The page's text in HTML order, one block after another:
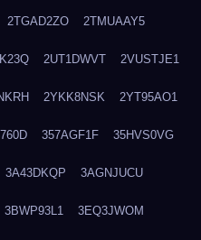
2TGAD2ZO 2TMUAAY5
2UT1DWVT 2VUSTJE1
2YKK8NSK 2YT95AO1
357AGF1F 35HVS0VG
3A43DKQP 3AGNJUCU
3BWP93L1 3EQ3JWOM